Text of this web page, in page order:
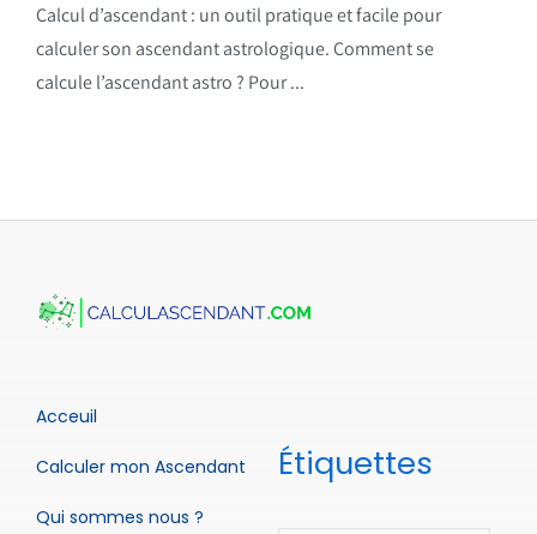
Calcul d’ascendant : un outil pratique et facile pour
calculer son ascendant astrologique. Comment se
calcule l’ascendant astro ? Pour ...
Acceuil
Calculer mon Ascendant
Qui sommes nous ?
Étiquettes